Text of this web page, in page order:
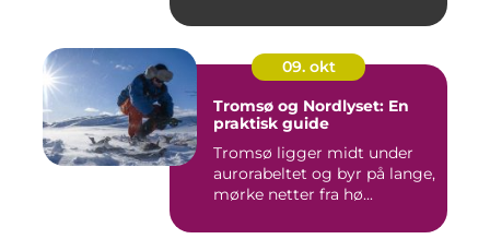
09. okt
Tromsø og Nordlyset: En
praktisk guide
Tromsø ligger midt under
aurorabeltet og byr på lange,
mørke netter fra hø...